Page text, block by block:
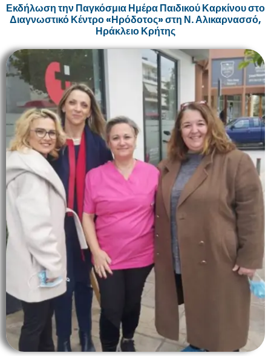
Εκδήλωση την Παγκόσμια Ημέρα Παιδικού Καρκίνου στο
Διαγνωστικό Κέντρο «Ηρόδοτος» στη Ν. Αλικαρνασσό,
Ηράκλειο Κρήτης